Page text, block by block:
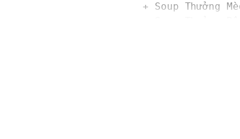
+ Soup Thưởng
+ Súp Thưởng